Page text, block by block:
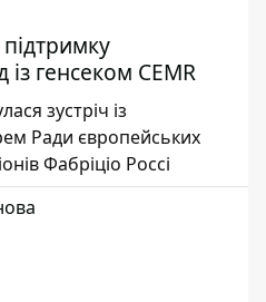
генсеком CEMR
зустріч із
Ради європейських
Фабріціо Россі